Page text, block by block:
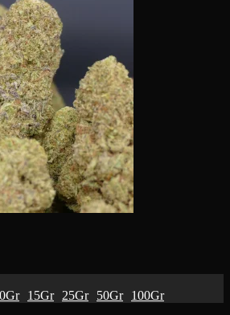
15Gr 25Gr 50Gr
100Gr